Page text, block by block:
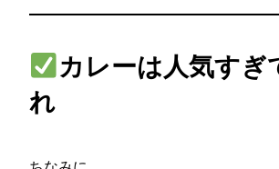
カレーは人気すぎ
れ